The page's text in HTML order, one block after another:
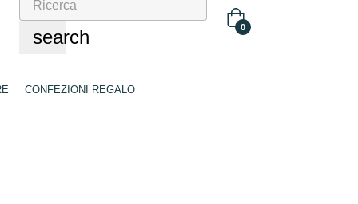
search 0
CONFEZIONI REGALO